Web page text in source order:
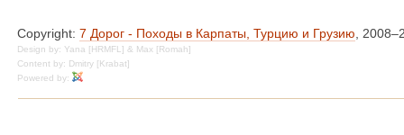
Copyright: 7 Дорог - Походы в Карпаты, Турцию и Грузию,
Design by: Yana [HRMFL] & Max [Romah]
Content by: Dmitry [Krabat]
Powered by: